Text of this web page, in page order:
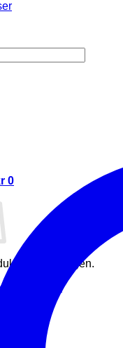
0
i varukorgen.
till butiken